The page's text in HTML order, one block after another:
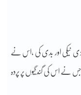
دی نیکی اور بدی کی ،اس نے
جس نے اس کی گندگیوں پر پردہ